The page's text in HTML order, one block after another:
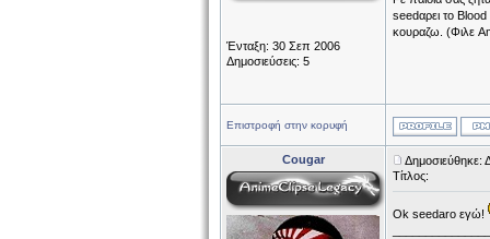
Ένταξη: 30 Σεπ 2006
Δημοσιεύσεις: 5
seedαρει το
κουραζω. (Φιλε
Επιστροφή στην κορυφή
Cougar
Δημοσιεύθηκε:
Τίτλος:
Ok seedaro εγώ!